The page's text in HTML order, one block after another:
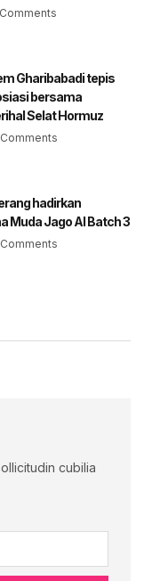
Gharibabadi tepis
bersama
Selat Hormuz
hadirkan
Muda Jago AI Batch 3
cubilia